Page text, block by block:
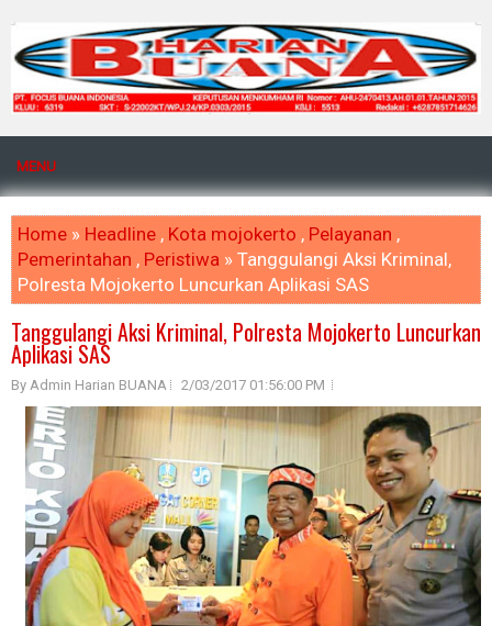
MENU
Home » Headline , Kota mojokerto , Pelayanan ,
Pemerintahan , Peristiwa » Tanggulangi Aksi Kriminal,
Polresta Mojokerto Luncurkan Aplikasi SAS
Tanggulangi Aksi Kriminal, Polresta Mojokerto Luncurkan
Aplikasi SAS
By Admin Harian BUANA 2/03/2017 01:56:00 PM